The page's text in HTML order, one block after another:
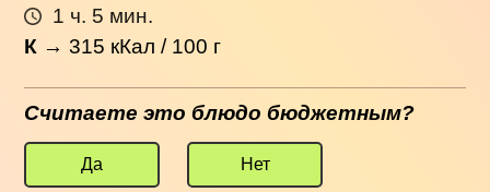
1 ч. 5 мин.
К →315 кКал / 100 г
Считаете это блюдо бюджетным?
Да Нет